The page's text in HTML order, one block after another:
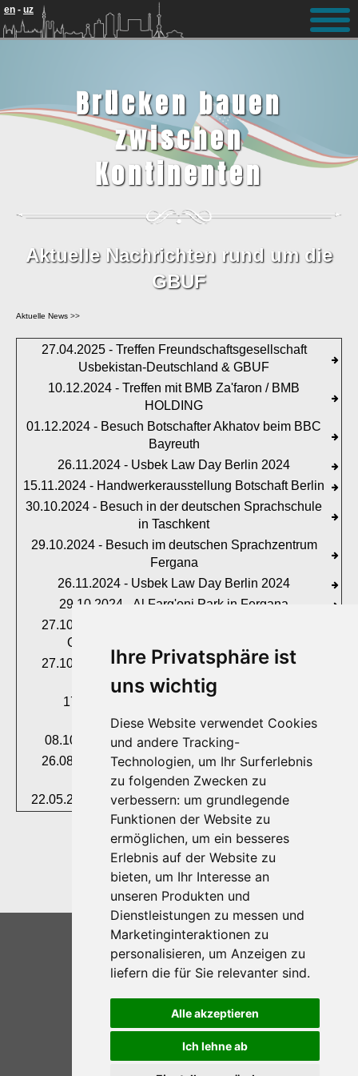
Ihre Privatsphäre ist
uns wichtig
Diese Website verwendet Cookies
und andere Tracking-
Technologien, um Ihr Surferlebnis
zu folgenden Zwecken zu
verbessern: um grundlegende
Funktionen der Website zu
ermöglichen, um ein besseres
Erlebnis auf der Website zu
bieten, um Ihr Interesse an
unseren Produkten und
Dienstleistungen zu messen und
Marketinginteraktionen zu
personalisieren, um Anzeigen zu
liefern die für Sie relevanter sind.
Alle akzeptieren
Ich lehne ab
Update cookies preferences
en - uz
Brücken bauen
zwischen
Kontinenten
Aktuelle Nachrichten rund um die
GBUF
Aktuelle News >>
27.04.2025 - Treffen Freundschaftsgesellschaft
Usbekistan-Deutschland & GBUF
10.12.2024 - Treffen mit BMB Za'faron / BMB
HOLDING
01.12.2024 - Besuch Botschafter Akhatov beim BBC
Bayreuth
26.11.2024 - Usbek Law Day Berlin 2024
15.11.2024 - Handwerkerausstellung Botschaft Berlin
30.10.2024 - Besuch in der deutschen Sprachschule
in Taschkent
29.10.2024 - Besuch im deutschen Sprachzentrum
Fergana
26.11.2024 - Usbek Law Day Berlin 2024
29.10.2024 - Al Farg'oni Park in Fergana
27.10.2024 - Parlamentswahlen in Usbekistan:
Offizieller Wahlbeobachter in Fergana
27.10.2024 - Parlamentswahlen in Usbekistan:
Ankunft in Fergana
17.10.2024 - Ernennung zum offiziellen
Wahlbeobachter
08.10.2024 - Besuch in der Botschaft in Berlin
26.08.2024 - 30.08.2024 - Besuch beim "Sharq
Taronalari" in Samarkand
22.05.2024 - Usbekischer Kulturabend in Bayreuth
2025 © GBUF
Home
Impressum
Datenschutz